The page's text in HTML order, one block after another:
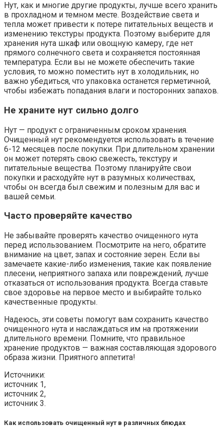
Нут, как и многие другие продукты, лучше всего хранить
в прохладном и темном месте. Воздействие света и
тепла может привести к потере питательных веществ и
изменению текстуры продукта. Поэтому выберите для
хранения нута шкаф или овощную камеру, где нет
прямого солнечного света и сохраняется постоянная
температура. Если вы не можете обеспечить такие
условия, то можно поместить нут в холодильник, но
важно убедиться, что упаковка останется герметичной,
чтобы избежать попадания влаги и посторонних запахов.
Не храните нут сильно долго
Нут — продукт с ограниченным сроком хранения.
Очищенный нут рекомендуется использовать в течение
6-12 месяцев после покупки. При длительном хранении
он может потерять свою свежесть, текстуру и
питательные вещества. Поэтому планируйте свои
покупки и расходуйте нут в разумных количествах,
чтобы он всегда был свежим и полезным для вас и
вашей семьи.
Часто проверяйте качество
Не забывайте проверять качество очищенного нута
перед использованием. Посмотрите на него, обратите
внимание на цвет, запах и состояние зерен. Если вы
замечаете какие-либо изменения, такие как появление
плесени, неприятного запаха или повреждений, лучше
отказаться от использования продукта. Всегда ставьте
свое здоровье на первое место и выбирайте только
качественные продукты.
Надеюсь, эти советы помогут вам сохранить качество
очищенного нута и наслаждаться им на протяжении
длительного времени. Помните, что правильное
хранение продуктов — важная составляющая здорового
образа жизни. Приятного аппетита!
Источники:
источник 1,
источник 2,
источник 3.
Как использовать очищенный нут в различных блюдах